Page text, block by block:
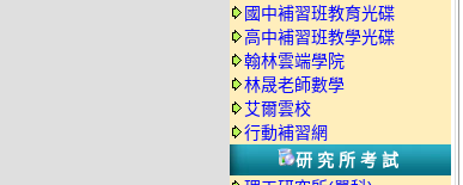
國中補習班教育光碟
高中補習班教學光碟
翰林雲端學院
林晟老師數學
艾爾雲校
行動補習網
研究所考試